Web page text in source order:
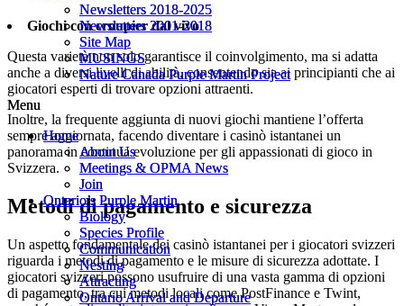
Newsletters 2018-2025
Newsletters 2001-2018
Site Map
MUSINGS
Nature Canada Purple Martin Project
Menu
Home
About Us
Meetings & OPMA News
Join
Ontario’s Purple Martin
Biology
Species Profile
Communication
Nesting
Attracting
Ontario Arrival and Departure
Newsletters 2018-2025
Newsletters 2001-2018
Site Map
MUSINGS
Nature Canada Purple Martin Project
Menu
Home
About Us
Meetings & OPMA News
Join
Ontario’s Purple Martin
Biology
Species Profile
Communication
Nesting
Attracting
Ontario Arrival and Departure
Giochi con croupier dal vivo
Questa varietà non solo garantisce il coinvolgimento, ma si adatta
anche a diversi livelli di abilità, consentendo sia ai principianti che ai
giocatori esperti di trovare opzioni attraenti.
Inoltre, la frequente aggiunta di nuovi giochi mantiene l’offerta
sempre aggiornata, facendo diventare i casinò istantanei un
panorama in continua evoluzione per gli appassionati di gioco in
Svizzera.
Metodi di pagamento e sicurezza
Un aspetto fondamentale dei casinò istantanei per i giocatori svizzeri
riguarda i metodi di pagamento e le misure di sicurezza adottate. I
giocatori svizzeri possono usufruire di una vasta gamma di opzioni
di pagamento, tra cui metodi locali come PostFinance e Twint,